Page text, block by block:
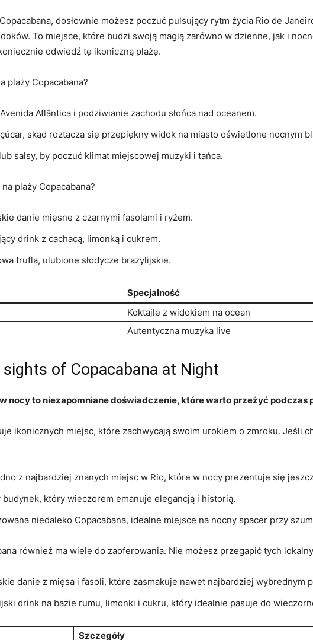
dosłownie możesz⁢ poczuć pulsujący rytm ⁣życia Rio de
To miejsce, które ⁣budzi swoją magią zarówno⁣ w dzienne,​ jak⁣ i
odwiedź tę ikoniczną plażę.
plaży Copacabana?
Atlântica i ​podziwianie zachodu słońca nad oceanem.
skąd​ roztacza⁤ się przepiękny widok na miasto oświetlone ‌nocnym
salsy, by poczuć klimat miejscowej muzyki i ‌tańca.
plaży Copacabana?
danie‌ mięsne z czarnymi fasolami i ​ryżem.
drink z cachacą, limonką i cukrem.
trufla, ulubione słodycze brazylijskie.
Specjalność
Koktajle‍ z widokiem na​ ocean
Autentyczna muzyka live
of Copacabana at ‍Night
nocy to niezapomniane doświadczenie, które warto przeżyć podczas
ikonicznych miejsc, które ​zachwycają swoim urokiem​ o​ zmroku. Jeśli
z najbardziej znanych miejsc ⁢w Rio,​ które w nocy prezentuje się
który wieczorem emanuje elegancją i historią.
niedaleko Copacabana, idealne ⁣miejsce ⁣na nocny ​spacer przy
również ⁤ma wiele do ​zaoferowania.​ Nie‍ możesz przegapić ⁤tych⁢
danie‍ z mięsa​ i fasoli, ‌które⁤ zasmakuje nawet⁤ najbardziej wybrednym
drink na bazie rumu,⁢ limonki i cukru, który​ idealnie pasuje do
Szczegóły